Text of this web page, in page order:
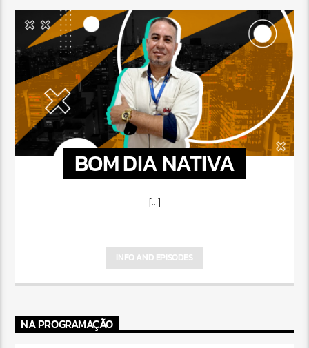
BOM DIA NATIVA
[...]
INFO AND EPISODES
NA PROGRAMAÇÃO